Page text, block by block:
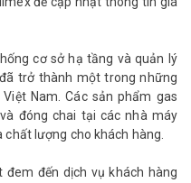
cơ sở hạ tầng và quản lý
trở thành một trong những
Nam. Các sản phẩm gas
đóng chai tại các nhà máy
chất lượng cho khách hàng.
đem đến dịch vụ khách hàng